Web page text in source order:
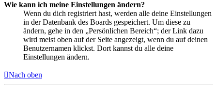
Wie kann ich meine Einstellungen ändern?
Wenn du dich registriert hast, werden alle deine Einstellungen
in der Datenbank des Boards gespeichert. Um diese zu
ändern, gehe in den „Persönlichen Bereich“; der Link dazu
wird meist oben auf der Seite angezeigt, wenn du auf deinen
Benutzernamen klickst. Dort kannst du alle deine
Einstellungen ändern.
Nach oben